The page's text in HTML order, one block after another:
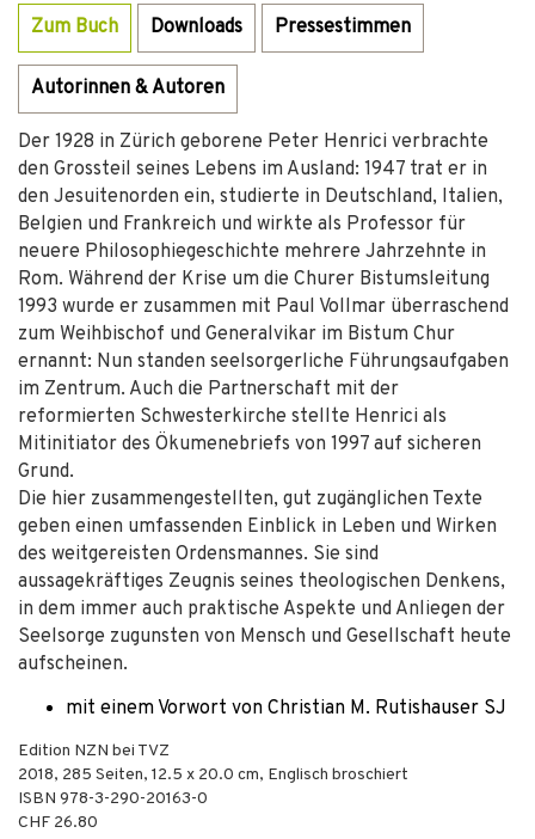
Zum Buch Downloads Pressestimmen
Autorinnen & Autoren
Der 1928 in Zürich geborene Peter Henrici verbrachte
den Grossteil seines Lebens im Ausland: 1947 trat er in
den Jesuitenorden ein, studierte in Deutschland, Italien,
Belgien und Frankreich und wirkte als Professor für
neuere Philosophiegeschichte mehrere Jahrzehnte in
Rom. Während der Krise um die Churer Bistumsleitung
1993 wurde er zusammen mit Paul Vollmar überraschend
zum Weihbischof und Generalvikar im Bistum Chur
ernannt: Nun standen seelsorgerliche Führungsaufgaben
im Zentrum. Auch die Partnerschaft mit der
reformierten Schwesterkirche stellte Henrici als
Mitinitiator des Ökumenebriefs von 1997 auf sicheren
Grund.
Die hier zusammengestellten, gut zugänglichen Texte
geben einen umfassenden Einblick in Leben und Wirken
des weitgereisten Ordensmannes. Sie sind
aussagekräftiges Zeugnis seines theologischen Denkens,
in dem immer auch praktische Aspekte und Anliegen der
Seelsorge zugunsten von Mensch und Gesellschaft heute
aufscheinen.
mit einem Vorwort von Christian M. Rutishauser SJ
Edition NZN bei TVZ
2018, 285 Seiten, 12.5 x 20.0 cm, Englisch broschiert
ISBN 978-3-290-20163-0
CHF 26.80